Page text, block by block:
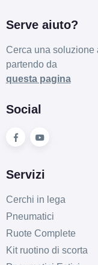
Serve aiuto?
Cerca una soluzione
partendo da
questa pagina
Social
Servizi
Cerchi in lega
Pneumatici
Ruote Complete
Kit ruotino di scorta